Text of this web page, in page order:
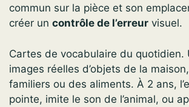
commun sur la pièce et son
créer un contrôle de l’erreur visuel.
Cartes de vocabulaire du quotidien.
images réelles d’objets de la
familiers ou des aliments. À 2 ans,
pointe, imite le son de l’animal, ou